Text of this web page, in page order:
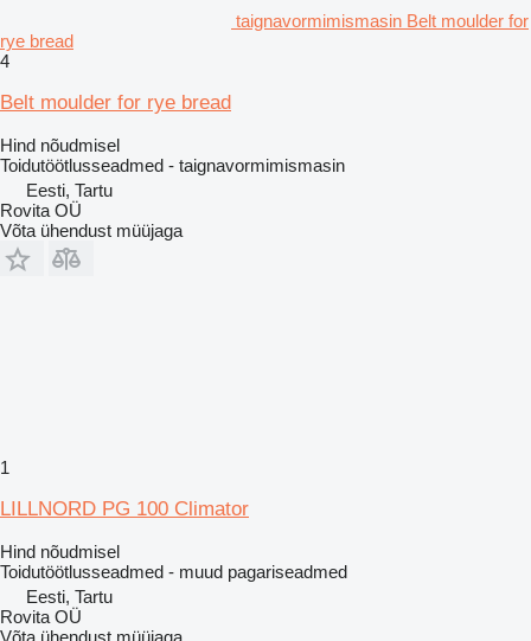
taignavormimismasin Belt moulder for
rye bread
4
Belt moulder for rye bread
Hind nõudmisel
Toidutöötlusseadmed - taignavormimismasin
Eesti, Tartu
Rovita OÜ
Võta ühendust müüjaga
1
LILLNORD PG 100 Climator
Hind nõudmisel
Toidutöötlusseadmed - muud pagariseadmed
Eesti, Tartu
Rovita OÜ
Võta ühendust müüjaga